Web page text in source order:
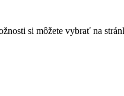
si môžete vybrať na